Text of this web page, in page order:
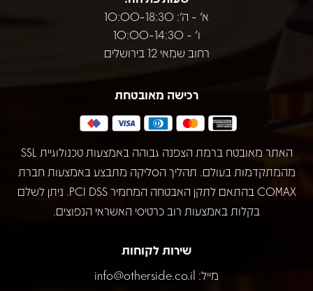
א' - ה': 10:00-18:30
ו' - 10:00-14:30
רחוב שמאי 12 בירושלים
רכישה מאובטחת
האתר מאובטח ברמת הצפנה גבוהה באמצעות טכנולוגיית SSL
מהמתקדמות בעולם. תהליך הסליקה מתבצע באמצעות חברת
COMAX בהתאם לתקן האבטחה המחמיר PCI DSS. ניתן לשלם
בקלות באמצעות רוב כרטיסי האשראי הנפוצים.
שירות לקוחות
מייל: info@otherside.co.il